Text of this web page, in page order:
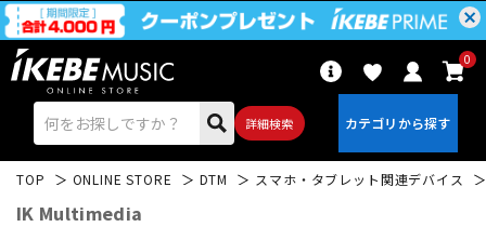
詳細検索
0
TOP ONLINE STORE DTM スマホ・タブレット関連デバイス
IK Multimedia